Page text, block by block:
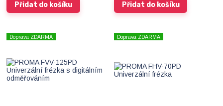
Přidat do košíku Přidat do košíku
Doprava ZDARMA Doprava ZDARMA